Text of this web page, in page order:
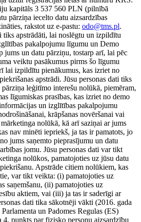
kapitāls 3 537 560 PLN (pilnībā
pārziņa iecelto datu aizsardzības
rakstot uz e-pastu: odo@tms.pl.
tiks apstrādāti, lai noslēgtu un izpildītu
pakalpojumu līgumu un Demo
jums un datu pārziņu, tostarp arī, lai pēc
veiktu pasākumus pirms šo līgumu
lai izpildītu pienākumus, kas izriet no
apstrādi. Jūsu personas dati tiks
pārziņa leģitīmo interešu nolūkā, piemēram,
līgumiskas prasības, kas izriet no demo
un izglītības pakalpojumu
krāpšanas novēršanai vai
nolūkā, kā arī saziņai ar jums
nav minēti iepriekš, ja tas ir pamatots, jo
jums saņemto pieprasījumu un datu
jomu. Jūsu personas dati var tikt
nolūkos, pamatojoties uz jūsu datu
Apstrāde citiem nolūkiem, kas
var tikt veikta: (i) pamatojoties uz
saņemšanu, (ii) pamatojoties uz
aktiem, vai (iii) ja tas ir saderīgi ar
dati tika sākotnēji vākti (2016. gada
un Padomes Regulas (ES)
4. punkts par fizisko personu aizsardzību